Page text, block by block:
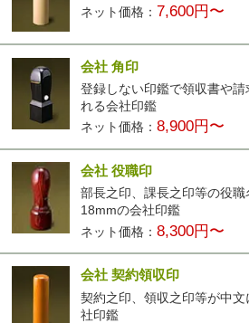
ネット価格： 7,600円〜
会社 角印
登録しない印鑑で領収書や請
れる会社印鑑
ネット価格：8,900円〜
会社 役職印
部長之印、課長之印等の役職
18mmの会社印鑑
ネット価格：8,300円〜
会社 契約領収印
契約之印、領収之印等が中
社印鑑